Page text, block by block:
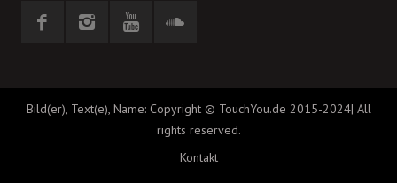
Bild(er), Text(e), Name: Copyright © TouchYou.de 2015-2024| All
rights reserved.
Kontakt